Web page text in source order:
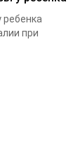
ребенка
при